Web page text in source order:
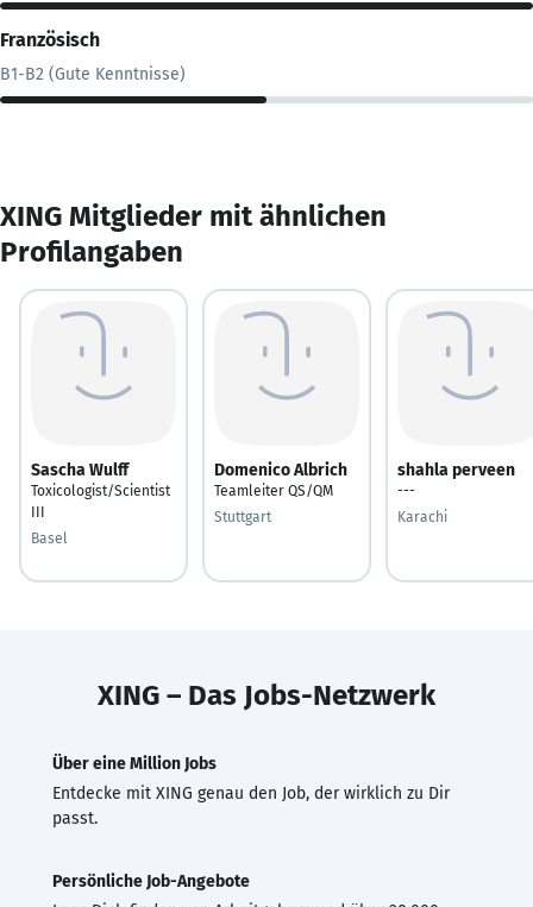
Französisch
B1-B2 (Gute Kenntnisse)
XING Mitglieder mit ähnlichen
Profilangaben
Sascha Wulff
Toxicologist/Scientist
III
Basel
Domenico Albrich
Teamleiter QS/QM
Stuttgart
shahla perveen
---
Karachi
XING – Das Jobs-Netzwerk
Über eine Million Jobs
Entdecke mit XING genau den Job, der wirklich zu Dir
passt.
Persönliche Job-Angebote